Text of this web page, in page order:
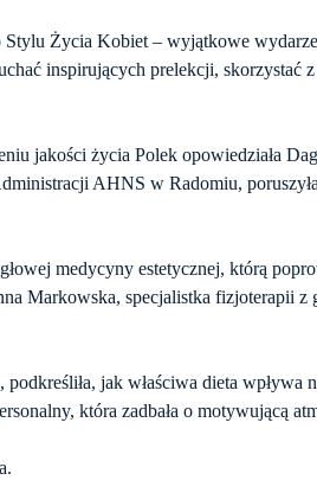
Życia Kobiet – wyjątkowe
inspirujących prelekcji, skorzystać
jakości życia Polek opowiedziała
AHNS w Radomiu,
medycyny estetycznej, którą
Markowska, specjalistka fizjoterapii z
jak właściwa dieta wpływa
która zadbała o motywującą